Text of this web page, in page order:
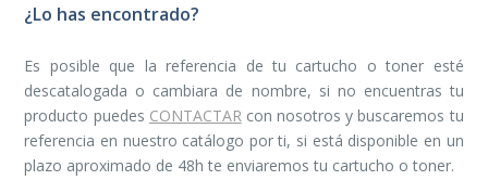
¿Lo has encontrado?
Es posible que la referencia de tu cartucho o toner esté
descatalogada o cambiara de nombre, si no encuentras tu
producto puedes CONTACTARcon nosotros y buscaremos tu
referencia en nuestro catálogo por ti, si está disponible en un
plazo aproximado de 48h te enviaremos tu cartucho o toner.